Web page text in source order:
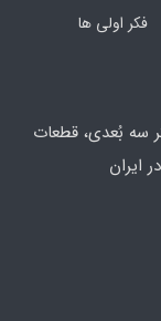
فکر اولی ها
سه بُعدی، قطعات
ایران